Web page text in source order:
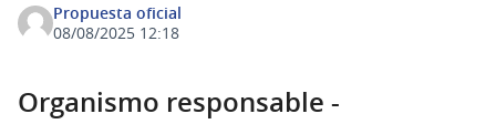
Propuesta oficial
08/08/2025 12:18
Organismo responsable -